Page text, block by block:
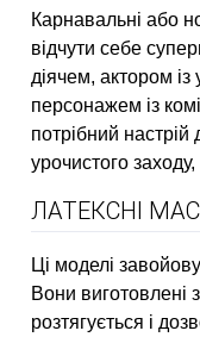
Карнавальні або
відчути себе
діячем, актором
персонажем із
потрібний
урочистого
ЛАТЕКСНІ
Ці моделі
Вони виготовлені
розтягується і